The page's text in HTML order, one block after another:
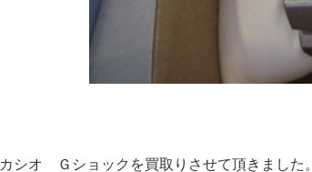
カシオ Ｇショックを買取りさせて頂きました。